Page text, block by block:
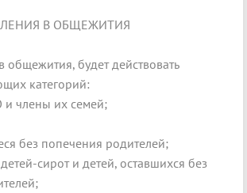
В ОБЩЕЖИТИЯ
общежития, будет действовать
категорий:
и члены их семей;
без попечения родителей;
сирот и детей, оставшихся без